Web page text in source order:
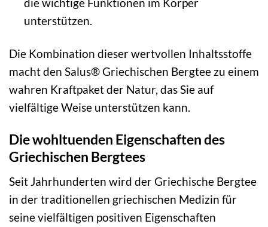
unterstützen.
Die Kombination dieser wertvollen Inhaltsstoffe
macht den Salus® Griechischen Bergtee zu einem
wahren Kraftpaket der Natur, das Sie auf
vielfältige Weise unterstützen kann.
Die wohltuenden Eigenschaften des
Griechischen Bergtees
Seit Jahrhunderten wird der Griechische Bergtee
in der traditionellen griechischen Medizin für
seine vielfältigen positiven Eigenschaften